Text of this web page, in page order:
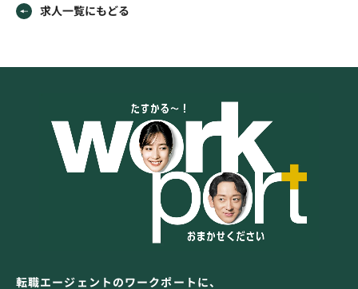
求人一覧にもどる
転職エージェントのワークポートに、